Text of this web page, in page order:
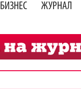
БИЗНЕС ЖУРНАЛ